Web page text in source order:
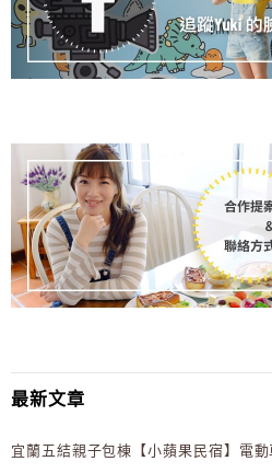
最新文章
宜蘭五結親子包棟【小蘋果民宿】電